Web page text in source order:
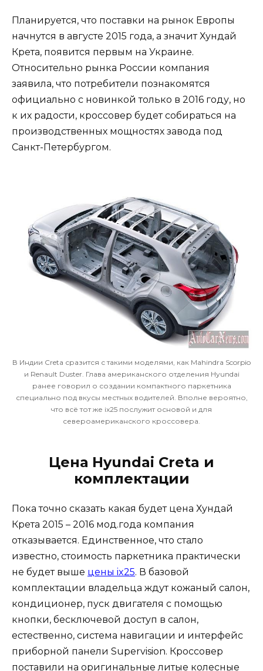
Планируется, что поставки на рынок Европы
начнутся в августе 2015 года, а значит Хундай
Крета, появится первым на Украине.
Относительно рынка России компания
заявила, что потребители познакомятся
официально с новинкой только в 2016 году, но
к их радости, кроссовер будет собираться на
производственных мощностях завода под
Санкт-Петербургом.
В Индии Creta сразится с такими моделями, как Mahindra Scorpio
и Renault Duster. Глава американского отделения Hyundai
ранее говорил о создании компактного паркетника
специально под вкусы местных водителей. Вполне вероятно,
что всё тот же ix25 послужит основой и для
североамериканского кроссовера.
Цена Hyundai Creta и
комплектации
Пока точно сказать какая будет цена Хундай
Крета 2015 – 2016 мод.года компания
отказывается. Единственное, что стало
известно, стоимость паркетника практически
не будет выше цены ix25. В базовой
комплектации владельца ждут кожаный салон,
кондиционер, пуск двигателя с помощью
кнопки, бесключевой доступ в салон,
естественно, система навигации и интерфейс
приборной панели Supervision. Кроссовер
поставили на оригинальные литые колесные